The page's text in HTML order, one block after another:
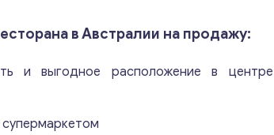
в Австралии на продажу:
и выгодное расположение в центре